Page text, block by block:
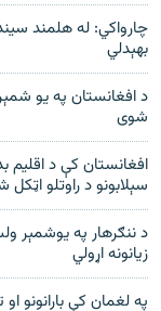
بهېدلي
د افغانستان په یو شمېر
شوی
افغانستان کې د اقلیم
سېلابونو د راوتلو
د ننګرهار په يوشمېر
زيانونه اړولي
په لغمان کې بارانونو